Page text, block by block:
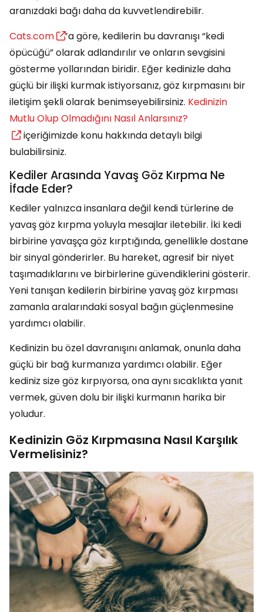
aranızdaki bağı daha da kuvvetlendirebilir.
Cats.com
’a göre, kedilerin bu davranışı “kedi
öpücüğü” olarak adlandırılır ve onların sevgisini
gösterme yollarından biridir. Eğer kedinizle daha
güçlü bir ilişki kurmak istiyorsanız, göz kırpmasını bir
iletişim şekli olarak benimseyebilirsiniz. Kedinizin
Mutlu Olup Olmadığını Nasıl Anlarsınız?
içeriğimizde konu hakkında detaylı bilgi
bulabilirsiniz.
Kediler Arasında Yavaş Göz Kırpma Ne
İfade Eder?
Kediler yalnızca insanlara değil kendi türlerine de
yavaş göz kırpma yoluyla mesajlar iletebilir. İki kedi
birbirine yavaşça göz kırptığında, genellikle dostane
bir sinyal gönderirler. Bu hareket, agresif bir niyet
taşımadıklarını ve birbirlerine güvendiklerini gösterir.
Yeni tanışan kedilerin birbirine yavaş göz kırpması
zamanla aralarındaki sosyal bağın güçlenmesine
yardımcı olabilir.
Kedinizin bu özel davranışını anlamak, onunla daha
güçlü bir bağ kurmanıza yardımcı olabilir. Eğer
kediniz size göz kırpıyorsa, ona aynı sıcaklıkta yanıt
vermek, güven dolu bir ilişki kurmanın harika bir
yoludur.
Kedinizin Göz Kırpmasına Nasıl Karşılık
Vermelisiniz?